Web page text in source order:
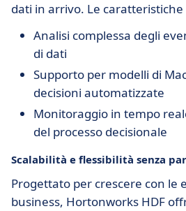
dati in arrivo. Le
Analisi complessa degli
di dati
Supporto per modelli di
decisioni automatizzate
Monitoraggio in tempo
del processo decisionale
Scalabilità e flessibilità senza
Progettato per crescere con le
business, Hortonworks HDF